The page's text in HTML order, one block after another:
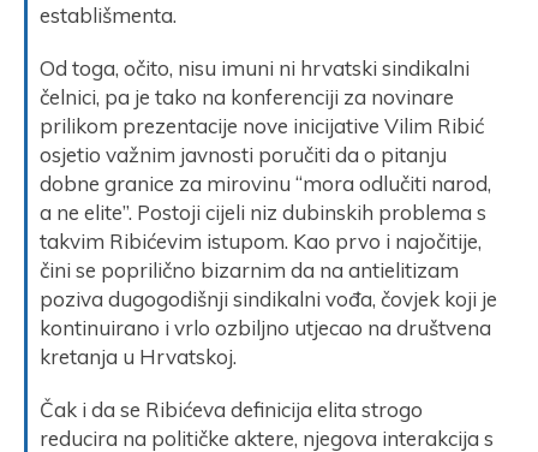
establišmenta.
Od toga, očito, nisu imuni ni hrvatski sindikalni
čelnici, pa je tako na konferenciji za novinare
prilikom prezentacije nove inicijative Vilim Ribić
osjetio važnim javnosti poručiti da o pitanju
dobne granice za mirovinu “mora odlučiti narod,
a ne elite”. Postoji cijeli niz dubinskih problema s
takvim Ribićevim istupom. Kao prvo i najočitije,
čini se poprilično bizarnim da na antielitizam
poziva dugogodišnji sindikalni vođa, čovjek koji je
kontinuirano i vrlo ozbiljno utjecao na društvena
kretanja u Hrvatskoj.
Čak i da se Ribićeva definicija elita strogo
reducira na političke aktere, njegova interakcija s